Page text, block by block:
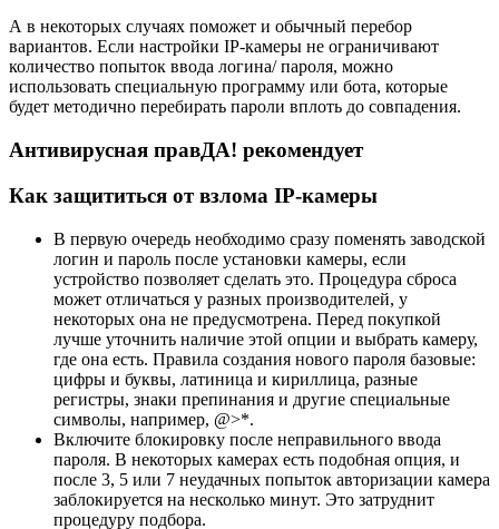
А в некоторых случаях поможет и обычный перебор
вариантов. Если настройки IP-камеры не ограничивают
количество попыток ввода логина/ пароля, можно
использовать специальную программу или бота, которые
будет методично перебирать пароли вплоть до совпадения.
Антивирусная правДА! рекомендует
Как защититься от взлома IP-камеры
В первую очередь необходимо сразу поменять заводской
логин и пароль после установки камеры, если
устройство позволяет сделать это. Процедура сброса
может отличаться у разных производителей, у
некоторых она не предусмотрена. Перед покупкой
лучше уточнить наличие этой опции и выбрать камеру,
где она есть. Правила создания нового пароля базовые:
цифры и буквы, латиница и кириллица, разные
регистры, знаки препинания и другие специальные
символы, например, @>*.
Включите блокировку после неправильного ввода
пароля. В некоторых камерах есть подобная опция, и
после 3, 5 или 7 неудачных попыток авторизации камера
заблокируется на несколько минут. Это затруднит
процедуру подбора.